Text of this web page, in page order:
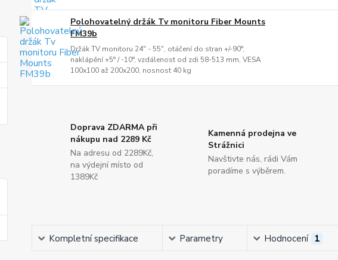
Polohovatelný držák Tv monitoru Fiber Mounts
FM39b
Držák TV monitoru 24" - 55", otáčení do stran +/-90°,
naklápění +5° / -10°, vzdálenost od zdi 58-513 mm, VESA
100x100 až 200x200, nosnost 40 kg
Doprava ZDARMA při
nákupu nad 2289 Kč
Na adresu od 2289Kč,
na výdejní místo od
1389Kč
Kamenná prodejna ve
Strážnici
Navštivte nás, rádi Vám
poradíme s výběrem.
Kompletní specifikace Parametry Hodnocení 1